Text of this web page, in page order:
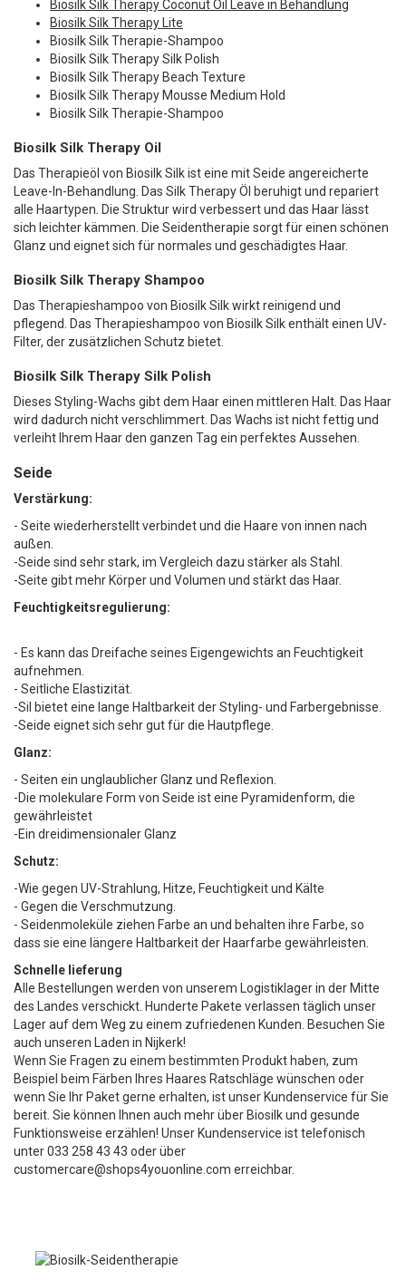
Biosilk Silk Therapy Coconut Oil Leave in Behandlung
Biosilk Silk Therapy Lite
Biosilk Silk Therapie-Shampoo
Biosilk Silk Therapy Silk Polish
Biosilk Silk Therapy Beach Texture
Biosilk Silk Therapy Mousse Medium Hold
Biosilk Silk Therapie-Shampoo
Biosilk Silk Therapy Oil
Das Therapieöl von Biosilk Silk ist eine mit Seide angereicherte
Leave-In-Behandlung. Das Silk Therapy Öl beruhigt und repariert
alle Haartypen. Die Struktur wird verbessert und das Haar lässt
sich leichter kämmen. Die Seidentherapie sorgt für einen schönen
Glanz und eignet sich für normales und geschädigtes Haar.
Biosilk Silk Therapy Shampoo
Das Therapieshampoo von Biosilk Silk wirkt reinigend und
pflegend. Das Therapieshampoo von Biosilk Silk enthält einen UV-
Filter, der zusätzlichen Schutz bietet.
Biosilk Silk Therapy Silk Polish
Dieses Styling-Wachs gibt dem Haar einen mittleren Halt. Das Haar
wird dadurch nicht verschlimmert. Das Wachs ist nicht fettig und
verleiht Ihrem Haar den ganzen Tag ein perfektes Aussehen.
Seide
Verstärkung:
- Seite wiederherstellt verbindet und die Haare von innen nach
außen.
-Seide sind sehr stark, im Vergleich dazu stärker als Stahl.
-Seite gibt mehr Körper und Volumen und stärkt das Haar.
Feuchtigkeitsregulierung:
- Es kann das Dreifache seines Eigengewichts an Feuchtigkeit
aufnehmen.
- Seitliche Elastizität.
-Sil bietet eine lange Haltbarkeit der Styling- und Farbergebnisse.
-Seide eignet sich sehr gut für die Hautpflege.
Glanz:
- Seiten ein unglaublicher Glanz und Reflexion.
-Die molekulare Form von Seide ist eine Pyramidenform, die
gewährleistet
-Ein dreidimensionaler Glanz
Schutz:
-Wie gegen UV-Strahlung, Hitze, Feuchtigkeit und Kälte
- Gegen die Verschmutzung.
- Seidenmoleküle ziehen Farbe an und behalten ihre Farbe, so
dass sie eine längere Haltbarkeit der Haarfarbe gewährleisten.
Schnelle lieferung
Alle Bestellungen werden von unserem Logistiklager in der Mitte
des Landes verschickt. Hunderte Pakete verlassen täglich unser
Lager auf dem Weg zu einem zufriedenen Kunden. Besuchen Sie
auch unseren Laden in Nijkerk!
Wenn Sie Fragen zu einem bestimmten Produkt haben, zum
Beispiel beim Färben Ihres Haares Ratschläge wünschen oder
wenn Sie Ihr Paket gerne erhalten, ist unser Kundenservice für Sie
bereit. Sie können Ihnen auch mehr über Biosilk und gesunde
Funktionsweise erzählen! Unser Kundenservice ist telefonisch
unter 033 258 43 43 oder über
customercare@shops4youonline.com erreichbar.